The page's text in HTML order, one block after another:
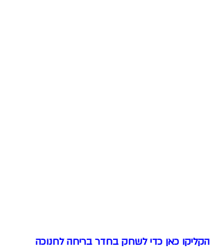
הקליקו כאן כדי לשחק בחדר בריחה לחנוכה